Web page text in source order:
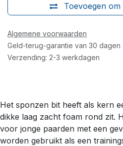
Toevoegen
Algemene voorwaarden
Geld-terug-garantie van 30 dagen
Verzending: 2-3 werkdagen
Het sponzen bit heeft als kern
dikke laag zacht foam rond zit.
voor jonge paarden met een
worden gebruikt als een